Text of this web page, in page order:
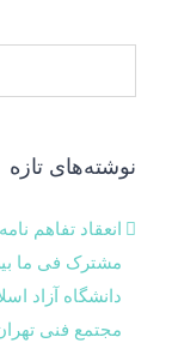
نوشته‌های تازه
انعقاد تفاهم
مشترک فی ما
دانشگاه آزاد
مجتمع فنی